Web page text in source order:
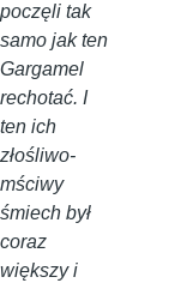
poczęli tak
samo jak ten
Gargamel
rechotać. I
ten ich
złośliwo-
mściwy
śmiech był
coraz
większy i